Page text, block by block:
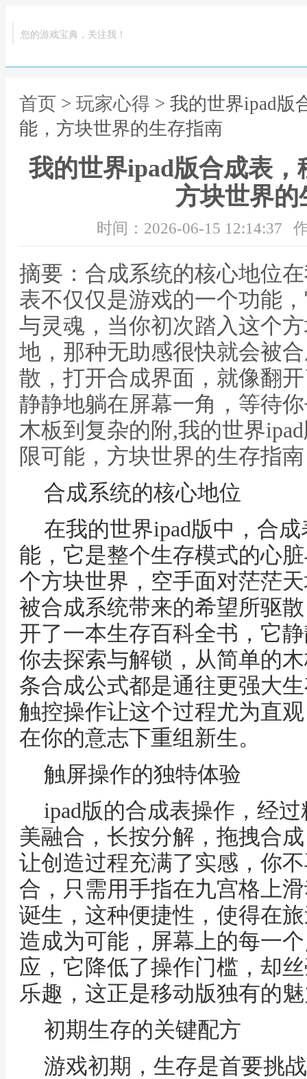
您的游戏宝典，关注我！
首页 > 玩家心得 > 我的世界ipad版
能，方块世界的生存指南
我的世界ipad版合成表
方块世界的
时间：2026-06-15 12:14:37
摘要：合成系统的核心地位
表不仅仅是游戏的一个功能
与灵魂，当你初次踏入这个
地，那种无助感很快就会被
散，打开合成界面，就像翻
静静地躺在屏幕一角，等待
木板到复杂的附,我的世界
限可能，方块世界的生存指南
合成系统的核心地位
在我的世界ipad版中，合
能，它是整个生存模式的心
个方块世界，空手面对茫茫
被合成系统带来的希望所驱
开了一本生存百科全书，它
你去探索与解锁，从简单的
条合成公式都是通往更强大
触控操作让这个过程尤为直
在你的意志下重组新生。
触屏操作的独特体验
ipad版的合成表操作，经
美融合，长按分解，拖拽合
让创造过程充满了实感，你
合，只需用手指在九宫格上
诞生，这种便捷性，使得在
造成为可能，屏幕上的每一
应，它降低了操作门槛，却
乐趣，这正是移动版独有的
初期生存的关键配方
游戏初期，生存是首要挑